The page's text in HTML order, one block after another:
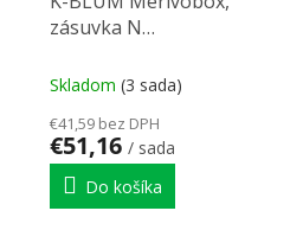
zásuvka N
tmavosivá OG, skrutka
Skladom (3 sada)
€41,59 bez DPH
€51,16 / sada
Do košíka